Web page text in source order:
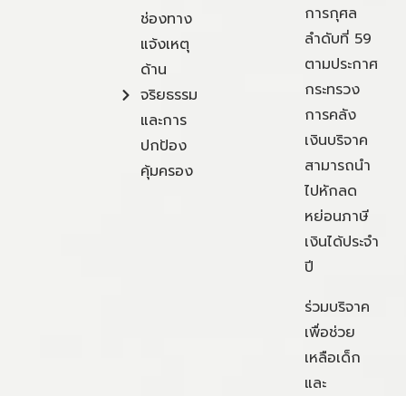
ช่องทาง
แจ้งเหตุ
ด้าน
จริยธรรม
และการ
ปกป้อง
คุ้มครอง
การกุศล
ลำดับที่ 59
ตามประกาศ
กระทรวง
การคลัง
เงินบริจาค
สามารถนำ
ไปหักลด
หย่อนภาษี
เงินได้ประจำ
ปี
ร่วมบริจาค
เพื่อช่วย
เหลือเด็ก
และ